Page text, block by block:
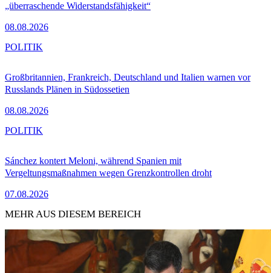
„überraschende Widerstandsfähigkeit“
08.08.2026
Großbritannien, Frankreich, Deutschland und Italien warnen vor
Russlands Plänen in Südossetien
08.08.2026
POLITIK
Sánchez kontert Meloni, während Spanien mit
Vergeltungsmaßnahmen wegen Grenzkontrollen droht
07.08.2026
POLITIK
MEHR AUS DIESEM BEREICH